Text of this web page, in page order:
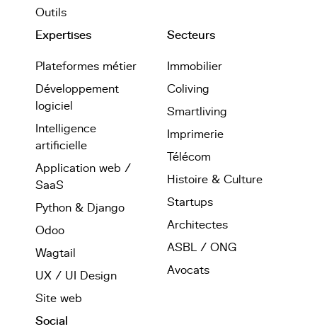
Outils
Expertises
Plateformes métier
Développement
logiciel
Intelligence
artificielle
Application web /
SaaS
Python & Django
Odoo
Wagtail
UX / UI Design
Site web
Secteurs
Immobilier
Coliving
Smartliving
Imprimerie
Télécom
Histoire & Culture
Startups
Architectes
ASBL / ONG
Avocats
Social